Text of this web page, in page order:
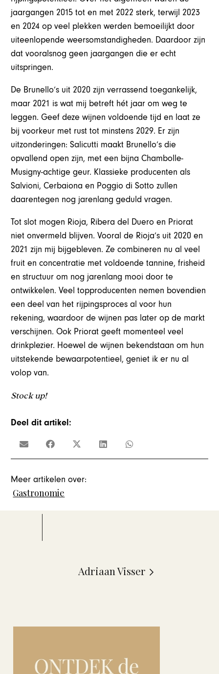
jaargangen 2015 tot en met 2022 sterk, terwijl 2023
en 2024 op veel plekken werden bemoeilijkt door
uiteenlopende weersomstandigheden. Daardoor zijn
dat vooralsnog geen jaargangen die er echt
uitspringen.
De Brunello’s uit 2020 zijn verrassend toegankelijk,
maar 2021 is wat mij betreft hét jaar om weg te
leggen. Geef deze wijnen voldoende tijd en laat ze
bij voorkeur met rust tot minstens 2029. Er zijn
uitzonderingen: Salicutti maakt Brunello’s die
opvallend open zijn, met een bijna Chambolle-
Musigny-achtige geur. Klassieke producenten als
Salvioni, Cerbaiona en Poggio di Sotto zullen
daarentegen nog jarenlang geduld vragen.
Tot slot mogen Rioja, Ribera del Duero en Priorat
niet onvermeld blijven. Vooral de Rioja’s uit 2020 en
2021 zijn mij bijgebleven. Ze combineren nu al veel
fruit en concentratie met voldoende tannine, frisheid
en structuur om nog jarenlang mooi door te
ontwikkelen. Veel topproducenten nemen bovendien
een deel van het rijpingsproces al voor hun
rekening, waardoor de wijnen pas later op de markt
verschijnen. Ook Priorat geeft momenteel veel
drinkplezier. Hoewel de wijnen bekendstaan om hun
uitstekende bewaarpotentieel, geniet ik er nu al
volop van.
Stock up!
Deel dit artikel:
Meer artikelen over:
Gastronomie
Adriaan Visser